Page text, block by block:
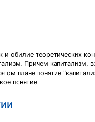
и обилие теоретических
Причем капитализм,
плане понятие
понятие.